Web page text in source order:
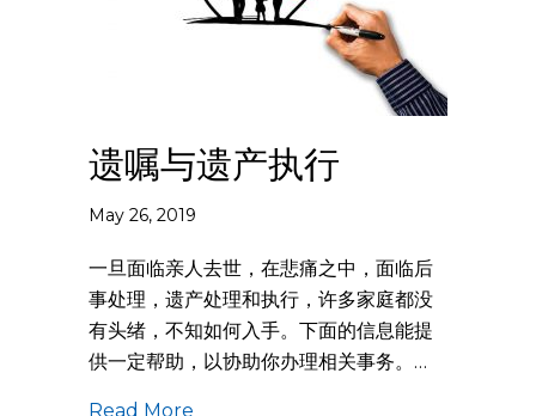
遗嘱与遗产执行
May 26, 2019
一旦面临亲人去世，在悲痛之中，面临后
事处理，遗产处理和执行，许多家庭都没
有头绪，不知如何入手。下面的信息能提
供一定帮助，以协助你办理相关事务。…
Read More